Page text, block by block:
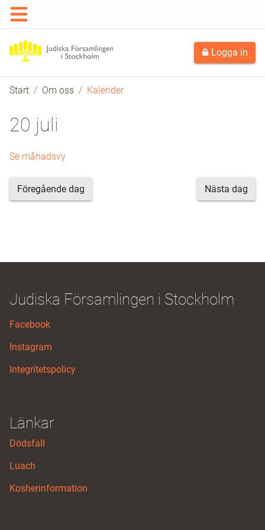
Logga in
Start Om oss Kalender
20 juli
Se månadsvy
Föregående dag Nästa dag
Judiska Församlingen i Stockholm
Facebook
Instagram
Integritetspolicy
Länkar
Dödsfall
Luach
Kosherinformation